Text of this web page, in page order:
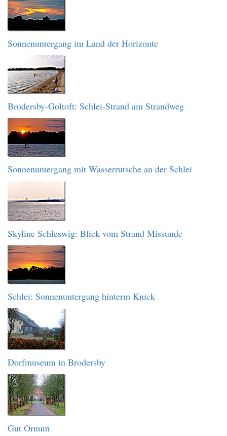
Sonnenuntergang im Land der Horizonte
Brodersby-Goltoft: Schlei-Strand am Strandweg
Sonnenuntergang mit Wasserrutsche an der Schlei
Skyline Schleswig: Blick vom Strand Missunde
Schlei: Sonnenuntergang hinterm Knick
Dorfmuseum in Brodersby
Gut Ornum